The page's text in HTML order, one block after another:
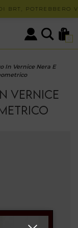
BRT, POTREBBERO
0
In Vernice Nera E
VERNICE